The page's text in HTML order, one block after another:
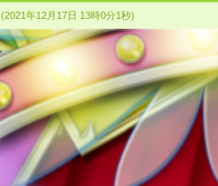
(2021年12月17日 13時0分1秒)